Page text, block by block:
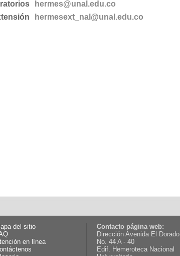
hermes@unal.edu.co
hermesext_nal@unal.edu.co
del sitio
en línea
Contacto página web:
Dirección Avenida El Dorado
No. 44 A - 40
Edif. Hemeroteca Nacional